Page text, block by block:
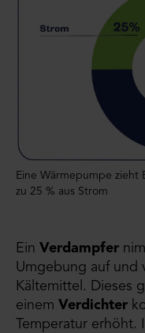
Eine Wärmepumpe zieht
zu 25 % aus Strom
Ein Verdampfer
Umgebung auf und
Kältemittel. Dieses
einem Verdichter
Temperatur erhöht.